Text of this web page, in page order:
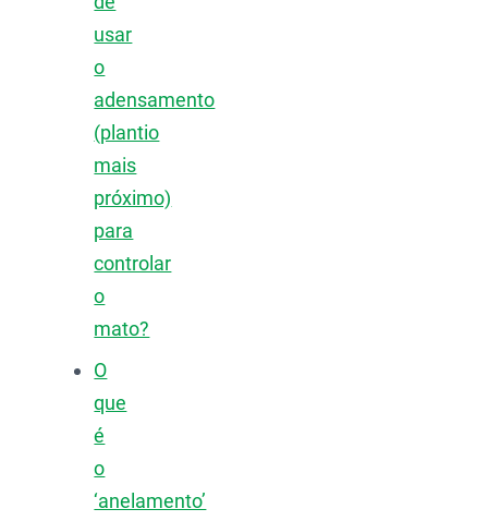
usar
o
adensamento
(plantio
mais
próximo)
para
controlar
o
mato?
O
que
é
o
‘anelamento’